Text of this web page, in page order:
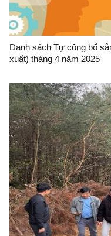
Danh sách Tự công bố
xuất) tháng 4 năm 2025